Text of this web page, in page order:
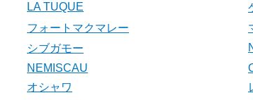
LA TUQUE
フォートマクマレー
シブガモー
NEMISCAU
オシャワ